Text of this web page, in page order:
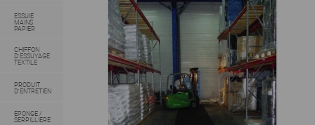
ESSUIE
MAINS
PAPIER
CHIFFON
D'ESSUYAGE
TEXTILE
PRODUIT
D'ENTRETIEN
EPONGE /
SERPILLIERE